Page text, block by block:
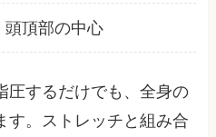
頭頂部の中心
圧するだけでも、全身の
す。ストレッチと組み合